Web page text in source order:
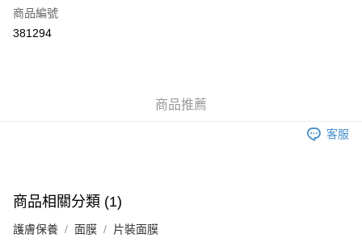
Apple Pay
付款後門市自取，訂單確認後2-4個工作天到店，7天內取。逾期後
商品編號
381294
商品推薦
客服
商品相關分類 (1)
護膚保養 面膜 片裝面膜